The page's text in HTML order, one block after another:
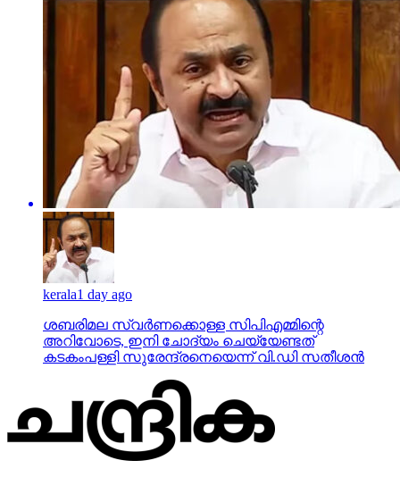
kerala1 day ago
ശബരിമല സ്വര്‍ണക്കൊള്ള സിപിഎമ്മിന്റെ
അറിവോടെ, ഇനി ചോദ്യം ചെയ്യേണ്ടത്
കടകംപള്ളി സുരേന്ദ്രനെയെന്ന് വി.ഡി സതീശന്‍